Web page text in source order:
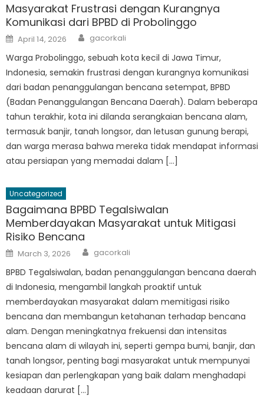
Masyarakat Frustrasi dengan Kurangnya
Komunikasi dari BPBD di Probolinggo
Posted
on
April 14, 2026 Author
gacorkali
Warga Probolinggo, sebuah kota kecil di Jawa Timur,
Indonesia, semakin frustrasi dengan kurangnya komunikasi
dari badan penanggulangan bencana setempat, BPBD
(Badan Penanggulangan Bencana Daerah). Dalam beberapa
tahun terakhir, kota ini dilanda serangkaian bencana alam,
termasuk banjir, tanah longsor, dan letusan gunung berapi,
dan warga merasa bahwa mereka tidak mendapat informasi
atau persiapan yang memadai dalam […]
Uncategorized
Bagaimana BPBD Tegalsiwalan
Memberdayakan Masyarakat untuk Mitigasi
Risiko Bencana
Posted
on
March 3, 2026 Author
gacorkali
BPBD Tegalsiwalan, badan penanggulangan bencana daerah
di Indonesia, mengambil langkah proaktif untuk
memberdayakan masyarakat dalam memitigasi risiko
bencana dan membangun ketahanan terhadap bencana
alam. Dengan meningkatnya frekuensi dan intensitas
bencana alam di wilayah ini, seperti gempa bumi, banjir, dan
tanah longsor, penting bagi masyarakat untuk mempunyai
kesiapan dan perlengkapan yang baik dalam menghadapi
keadaan darurat […]